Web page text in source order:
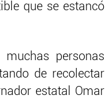
que se estancó
personas
de recolectar
estatal Omar